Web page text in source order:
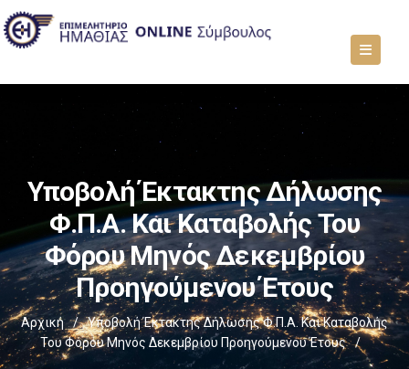
Υποβολή Έκτακτης Δήλωσης
Φ.Π.Α. Και Καταβολής Του
Φόρου Μηνός Δεκεμβρίου
Προηγούμενου Έτους
Αρχική /
Υποβολή Έκτακτης Δήλωσης Φ.Π.Α. Και Καταβολής
Του Φόρου Μηνός Δεκεμβρίου Προηγούμενου Έτους
/